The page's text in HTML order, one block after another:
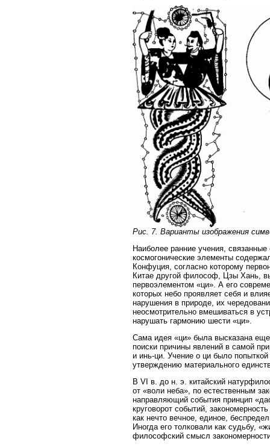
Рис. 7. Варианты изображения
Наиболее ранние учения,
космогонические элементы
Конфуция, согласно которому
Китае другой философ, Цзы Хань,
первоэлементом «ци». А его
которых небо проявляет себя и
нарушения в природе, их
неосмотрительно вмешиваться в
нарушать гармонию шести «ци».
Сама идея «ци» была высказана
поиски причины явлений в самой
и инь-ци. Учение о ци было
утверждению материального
В VI в. до н. э. китайский
от «воли неба», по естественным
направляющий события принцип
круговорот событий,
как нечто вечное, единое,
Иногда его толковали как судьбу,
философский смысл